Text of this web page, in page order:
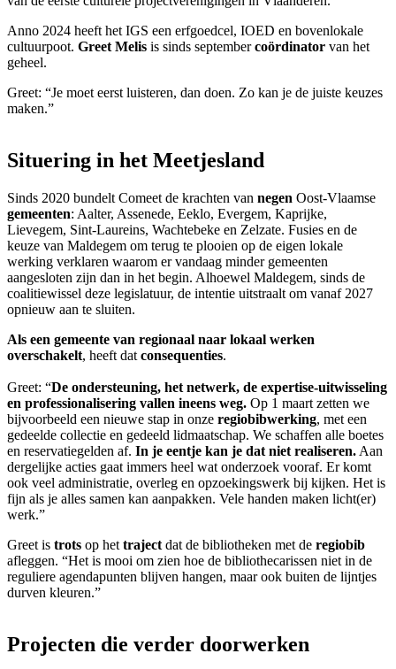
Anno 2024 heeft het IGS een erfgoedcel, IOED en bovenlokale
cultuurpoot. Greet Melis is sinds septembercoördinator van het
geheel.
Greet: “Je moet eerst luisteren, dan doen. Zo kan je de juiste keuzes
maken.”
Situering in het Meetjesland
Sinds 2020 bundelt Comeet de krachten van negen Oost-Vlaamse
gemeenten: Aalter, Assenede, Eeklo, Evergem, Kaprijke,
Lievegem, Sint-Laureins, Wachtebeke en Zelzate. Fusies en de
keuze van Maldegem om terug te plooien op de eigen lokale
werking verklaren waarom er vandaag minder gemeenten
aangesloten zijn dan in het begin. Alhoewel Maldegem, sinds de
coalitiewissel deze legislatuur, de intentie uitstraalt om vanaf 2027
opnieuw aan te sluiten.
Als een gemeente van regionaal naar lokaal werken
overschakelt, heeft dat consequenties.
Greet: “De ondersteuning, het netwerk, de expertise-uitwisseling
en professionalisering vallen ineens weg. Op 1 maart zetten we
bijvoorbeeld een nieuwe stap in onze regiobibwerking, met een
gedeelde collectie en gedeeld lidmaatschap. We schaffen alle boetes
en reservatiegelden af. In je eentje kan je dat niet realiseren. Aan
dergelijke acties gaat immers heel wat onderzoek vooraf. Er komt
ook veel administratie, overleg en opzoekingswerk bij kijken. Het is
fijn als je alles samen kan aanpakken. Vele handen maken licht(er)
werk.”
Greet is trots op het traject dat de bibliotheken met de regiobib
afleggen. “Het is mooi om zien hoe de bibliothecarissen niet in de
reguliere agendapunten blijven hangen, maar ook buiten de lijntjes
durven kleuren.”
Projecten die verder doorwerken